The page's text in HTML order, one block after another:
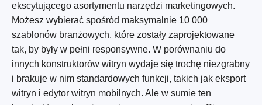
ekscytującego asortymentu narzędzi marketingowych.
Możesz wybierać spośród maksymalnie 10 000
szablonów branżowych, które zostały zaprojektowane
tak, by były w pełni responsywne. W porównaniu do
innych konstruktorów witryn wydaje się trochę niezgrabny
i brakuje w nim standardowych funkcji, takich jak eksport
witryn i edytor witryn mobilnych. Ale w sumie ten